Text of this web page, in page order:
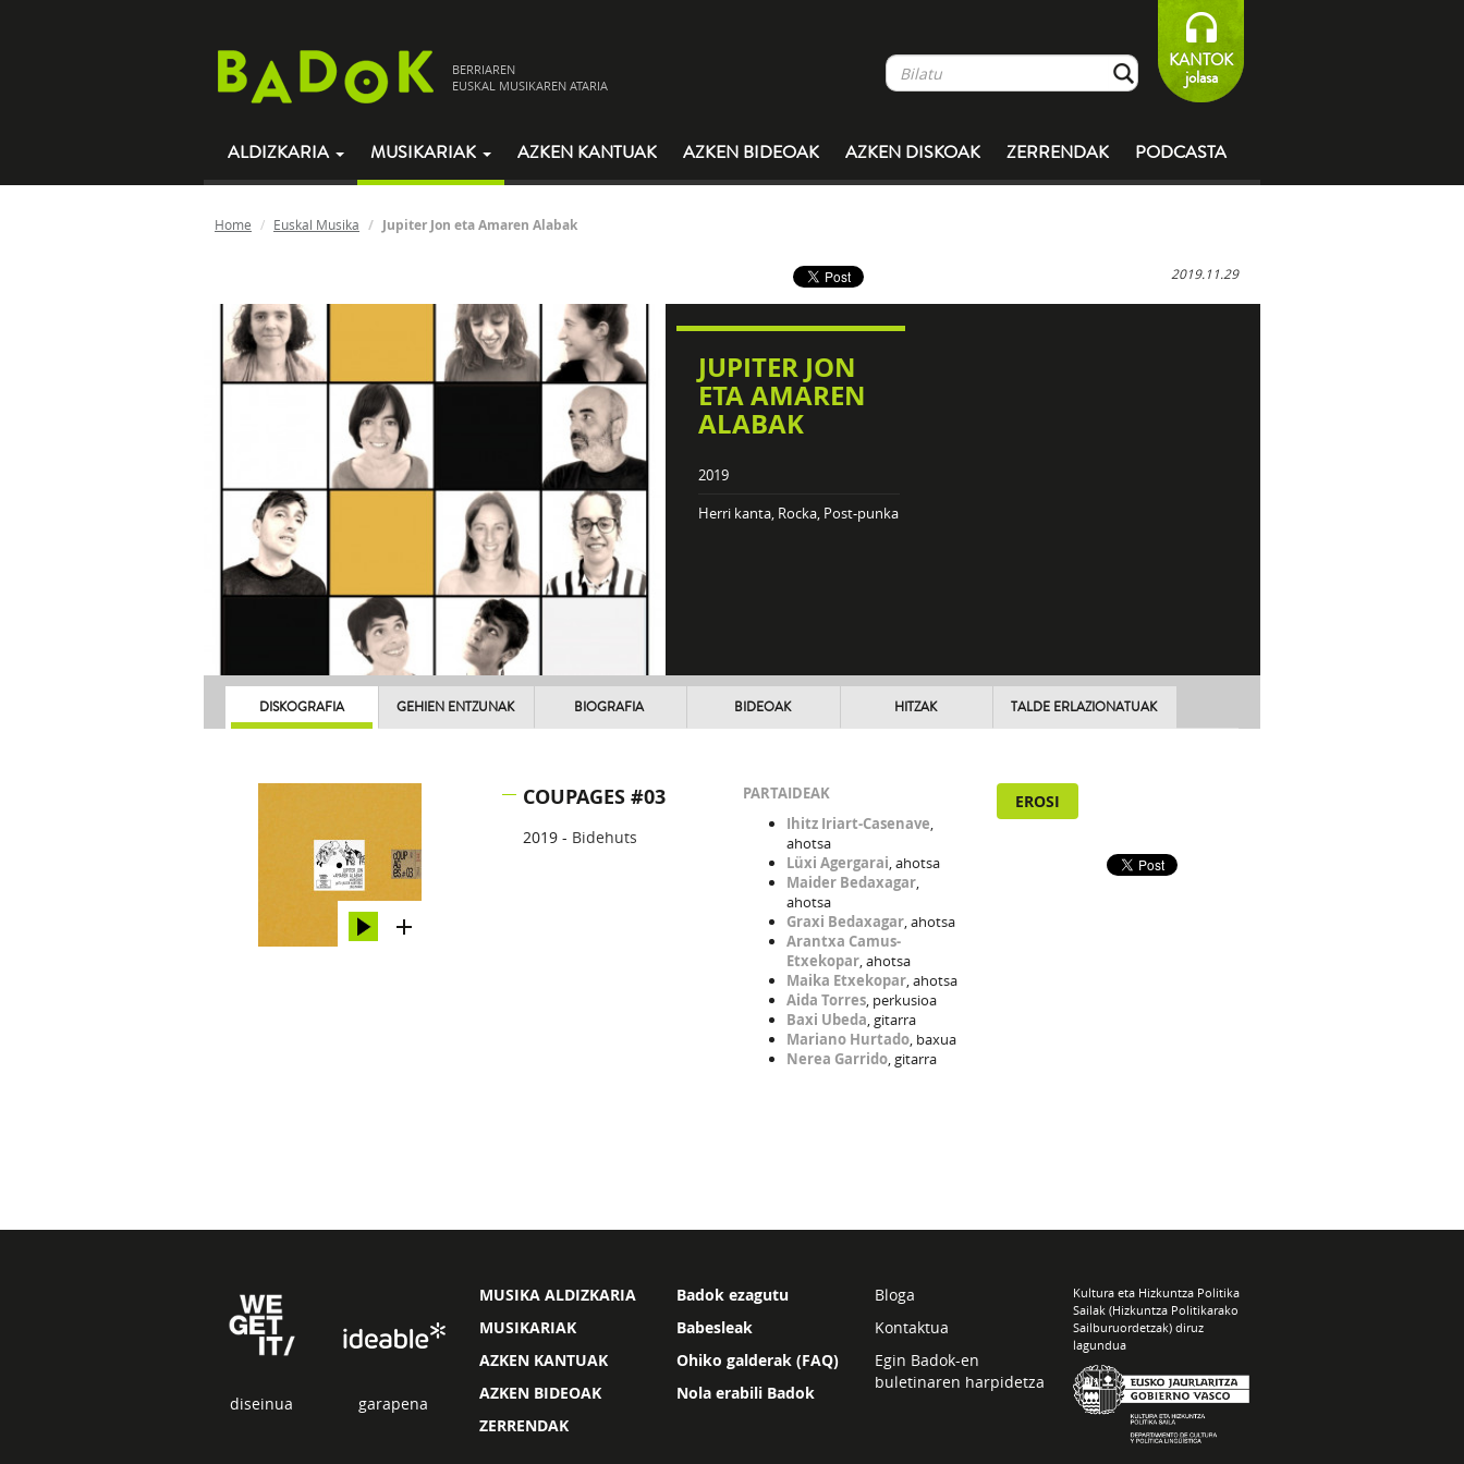
BERRIAREN
EUSKAL MUSIKAREN ATARIA
KANTOK
jolasa
ALDIZKARIA MUSIKARIAK AZKEN KANTUAK AZKEN BIDEOAK AZKEN DISKOAK ZERRENDAK PODCASTA
Home Euskal Musika Jupiter Jon eta Amaren Alabak
2019.11.29
JUPITER JON
ETA AMAREN
ALABAK
2019
Herri kanta, Rocka, Post-punka
DISKOGRAFIA GEHIEN ENTZUNAK BIOGRAFIA BIDEOAK HITZAK TALDE ERLAZIONATUAK
COUPAGES #03
2019 - Bidehuts
PARTAIDEAK
Ihitz Iriart-Casenave,
ahotsa
Lüxi Agergarai, ahotsa
Maider Bedaxagar,
ahotsa
Graxi Bedaxagar, ahotsa
Arantxa Camus-
Etxekopar, ahotsa
Maika Etxekopar, ahotsa
Aida Torres, perkusioa
Baxi Ubeda, gitarra
Mariano Hurtado, baxua
Nerea Garrido, gitarra
EROSI
diseinua garapena
MUSIKA ALDIZKARIA
MUSIKARIAK
AZKEN KANTUAK
AZKEN BIDEOAK
ZERRENDAK
Badok ezagutu
Babesleak
Ohiko galderak (FAQ)
Nola erabili Badok
Bloga
Kontaktua
Egin Badok-en
buletinaren harpidetza
Kultura eta Hizkuntza Politika
Sailak (Hizkuntza Politikarako
Sailburuordetzak) diruz
lagundua